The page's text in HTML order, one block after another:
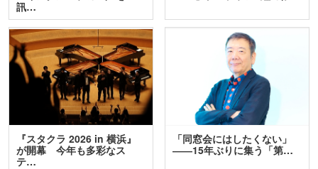
訊…
『スタクラ 2026 in 横浜』
が開幕 今年も多彩なス
テ…
「同窓会にはしたくない」
――15年ぶりに集う「第…